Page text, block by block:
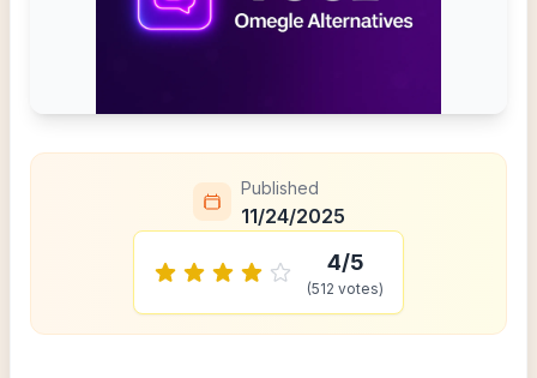
Published
11/24/2025
4/5
(512 votes)